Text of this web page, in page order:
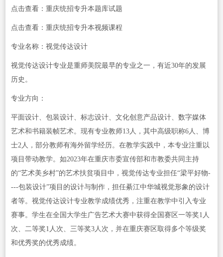
点击查看：重庆统招专升本题库试题
点击查看：重庆统招专升本视频课程
专业名称：视觉传达设计
视觉传达设计专业是重师美院最早的专业之一，有近30年的发展
历史。
专业方向：
平面设计、包装设计、标志设计、文化创意产品设计、数字媒体
艺术和书籍装帧艺术。现有专业教师13人，其中高级职称6人、博
士2人，部分教师有海外留学经历。在教学实践中，本专业注重以
项目带动教学。如2023年在重庆市委宣传部和市教委共同主持
的“艺术美乡村”的艺术扶贫项目中，视觉传达专业担任“梁平好物-
---包装设计”项目的设计与制作，担任綦江中华城视觉形象的设计
者等。视觉传达设计专业教学成绩优秀，注重在教学中引入专业
赛事。学生在全国大学生广告艺术大赛中获得全国赛区一等奖1人
次、二等奖1人次、三等奖3人次，并在重庆赛区取得多个等级奖
和优秀奖的优秀成绩。